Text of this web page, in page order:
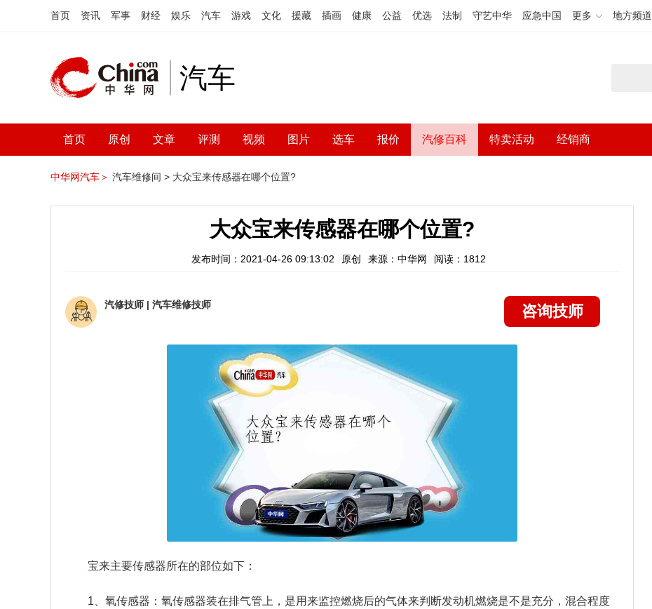
首页 资讯 军事 财经 娱乐 汽车 游戏 文化 援藏 插画 健康 公益 优选 法制 守艺中华 应急中国 更多 地方频道
汽车
首页 原创 文章 评测 视频 图片 选车 报价 汽修百科 特卖活动 经销商
中华网汽车＞ 汽车维修间 > 大众宝来传感器在哪个位置?
大众宝来传感器在哪个位置?
发布时间：2021-04-26 09:13:02 原创 来源：中华网 阅读：1812
汽修技师 | 汽车维修技师 咨询技师
宝来主要传感器所在的部位如下：
1、氧传感器：氧传感器装在排气管上，是用来监控燃烧后的气体来判断发动机燃烧是不是充分，混合程度